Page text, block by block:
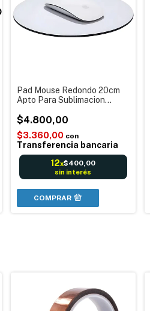
Pad Mouse Redondo 20cm
Apto Para Sublimacion
$4.800,00
$3.360,00 con
Transferencia bancaria
12x$400,00
sin interés
COMPRAR